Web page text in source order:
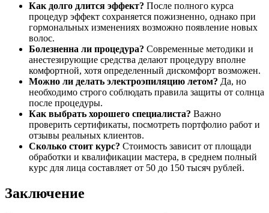
Как долго длится эффект? После полного курса
процедур эффект сохраняется пожизненно, однако при
гормональных изменениях возможно появление новых
волос.
Болезненна ли процедура? Современные методики и
анестезирующие средства делают процедуру вполне
комфортной, хотя определенный дискомфорт возможен.
Можно ли делать электроэпиляцию летом? Да, но
необходимо строго соблюдать правила защиты от солнца
после процедуры.
Как выбрать хорошего специалиста? Важно
проверить сертификаты, посмотреть портфолио работ и
отзывы реальных клиентов.
Сколько стоит курс? Стоимость зависит от площади
обработки и квалификации мастера, в среднем полный
курс для лица составляет от 50 до 150 тысяч рублей.
Заключение